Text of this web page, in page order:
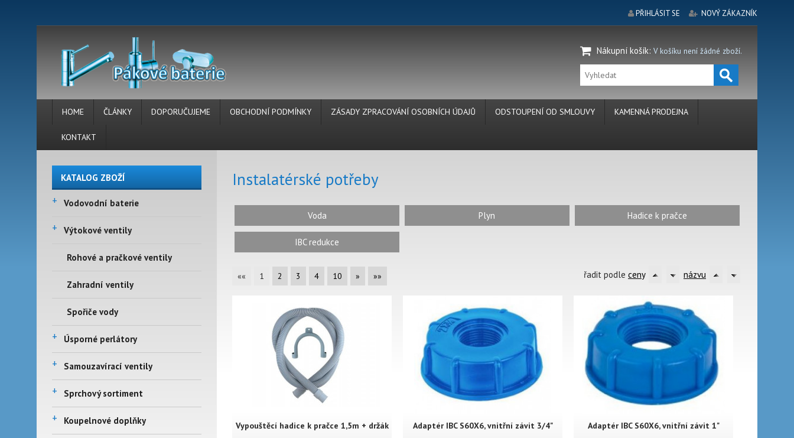
PŘIHLÁSIT SE NOVÝ ZÁKAZNÍK
Nákupní košík: V košíku není žádné zboží.
HOME ČLÁNKY DOPORUČUJEME OBCHODNÍ PODMÍNKY ZÁSADY ZPRACOVÁNÍ OSOBNÍCH ÚDAJŮ ODSTOUPENÍ OD SMLOUVY KAMENNÁ PRODEJNA
KONTAKT
KATALOG ZBOŽÍ
+ Vodovodní baterie
+ Výtokové ventily
Rohové a pračkové ventily
Zahradní ventily
Spořiče vody
+ Úsporné perlátory
+ Samouzavírací ventily
+ Sprchový sortiment
+ Koupelnové doplňky
Instalatérské potřeby
Voda Plyn Hadice k pračce
IBC redukce
«« 1 2 3 4 10 » »» řadit podle ceny názvu
Vypouštěcí hadice k pračce 1,5m + držák Adaptér IBC S60X6, vnitřní závit 3/4" Adaptér IBC S60X6, vnitřní závit 1"